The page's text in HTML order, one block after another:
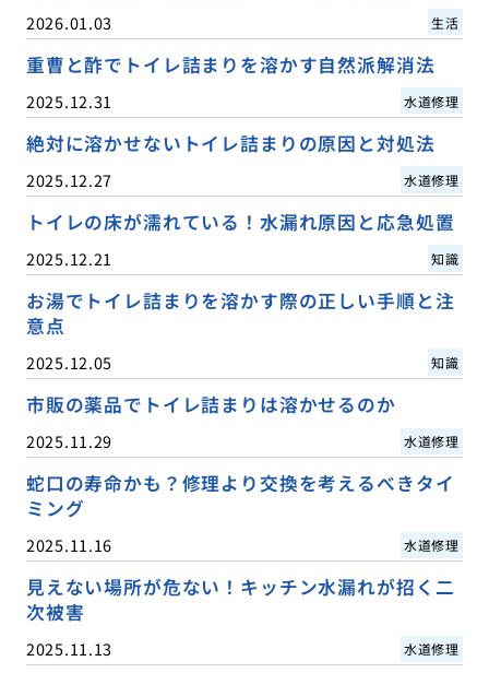
2026.01.03 生活
重曹と酢でトイレ詰まりを溶かす自然派解消法
2025.12.31 水道修理
絶対に溶かせないトイレ詰まりの原因と対処法
2025.12.27 水道修理
トイレの床が濡れている！水漏れ原因と応急処置
2025.12.21 知識
お湯でトイレ詰まりを溶かす際の正しい手順と注
意点
2025.12.05 知識
市販の薬品でトイレ詰まりは溶かせるのか
2025.11.29 水道修理
蛇口の寿命かも？修理より交換を考えるべきタイ
ミング
2025.11.16 水道修理
見えない場所が危ない！キッチン水漏れが招く二
次被害
2025.11.13 水道修理